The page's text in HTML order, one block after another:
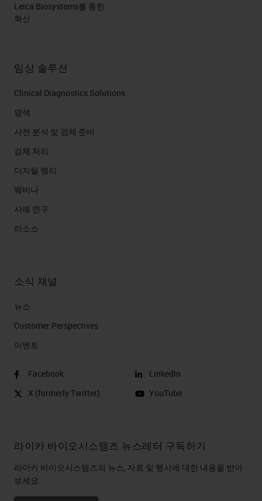
Leica Biosystems를 통한
혁신
임상 솔루션
Clinical Diagnostics Solutions
염색
사전 분석 및 검체 준비
검체 처리
디지털 병리
웨비나
사례 연구
리소스
소식 채널
뉴스
Customer Perspectives​
이벤트
Facebook
X (formerly Twitter)
LinkedIn
YouTube
라이카 바이오시스템즈 뉴스레터 구독하기
라이카 바이오시스템즈의 뉴스, 자료 및 행사에 대한 내용을 받아
보세요